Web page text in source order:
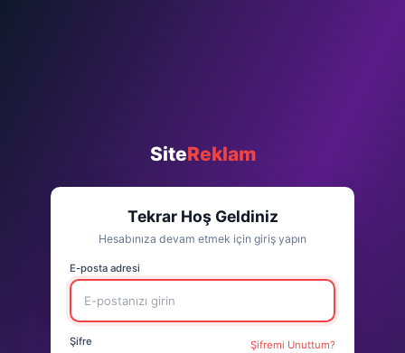
SiteReklam
Tekrar Hoş Geldiniz
Hesabınıza devam etmek için giriş yapın
E-posta adresi
Şifre Şifremi Unuttum?